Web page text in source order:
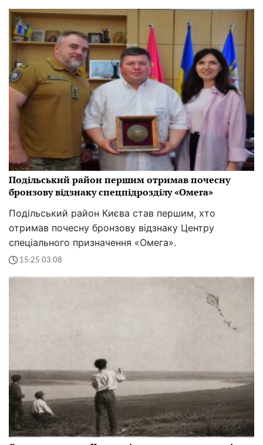
Подільський район першим отримав почесну
бронзову відзнаку спецпідрозділу «Омега»
Подільський район Києва став першим, хто
отримав почесну бронзову відзнаку Центру
спеціального призначення «Омега».
15:25 03.08